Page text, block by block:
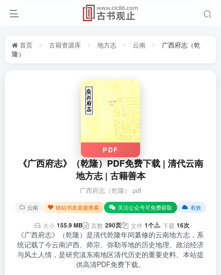
首页 古籍资源库 地方志 云南
广西府志（乾
隆）
PDF
《广西府志》（乾隆）PDF免费下载 | 清代云南
地方志 | 古籍善本
广西府志（乾隆）.pdf
云南 助站书友直接查看 关注公众号可免费获取 有效
大小 155.9 MB 页数 290页 文件 1个 下载 16次
《广西府志》（乾隆）是清代乾隆年间纂修的云南地方志，系
统记载了今云南泸西、师宗、弥勒等地的历史地理、政治经济
与风土人情，是研究滇东南地区清代历史的重要史料。本站提
供高清PDF免费下载。